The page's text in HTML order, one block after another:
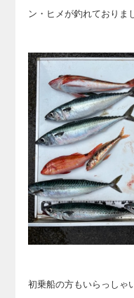
ン・ヒメが釣れておりま
初乗船の方もいらっしゃ